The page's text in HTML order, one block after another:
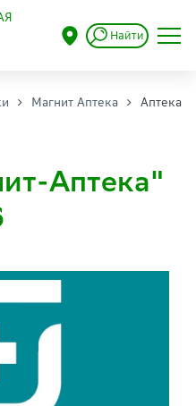
Найти
Магнит Аптека
Аптека
Аптека"